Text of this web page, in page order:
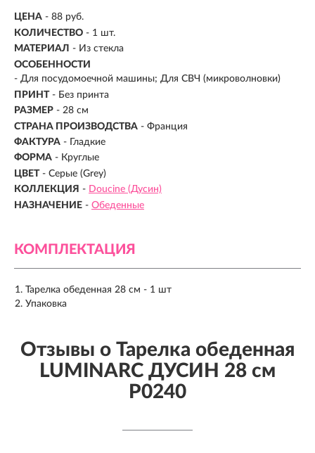
ЦЕНА - 88 руб.
КОЛИЧЕСТВО - 1 шт.
МАТЕРИАЛ - Из стекла
ОСОБЕННОСТИ
- Для посудомоечной машины; Для СВЧ (микроволновки)
ПРИНТ - Без принта
РАЗМЕР - 28 см
СТРАНА ПРОИЗВОДСТВА - Франция
ФАКТУРА - Гладкие
ФОРМА - Круглые
ЦВЕТ - Серые (Grey)
КОЛЛЕКЦИЯ - Doucine (Дусин)
НАЗНАЧЕНИЕ - Обеденные
КОМПЛЕКТАЦИЯ
Тарелка обеденная 28 см - 1 шт
Упаковка
Отзывы о Тарелка обеденная
LUMINARC ДУСИН 28 см
P0240